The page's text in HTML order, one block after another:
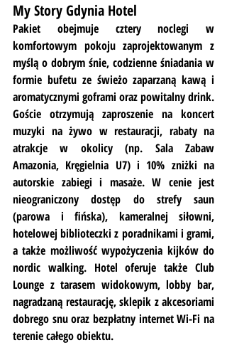
My Story Gdynia Hotel
Pakiet obejmuje cztery noclegi w
komfortowym pokoju zaprojektowanym z
myślą o dobrym śnie, codzienne śniadania w
formie bufetu ze świeżo zaparzaną kawą i
aromatycznymi goframi oraz powitalny drink.
Goście otrzymują zaproszenie na koncert
muzyki na żywo w restauracji, rabaty na
atrakcje w okolicy (np. Sala Zabaw
Amazonia, Kręgielnia U7) i 10% zniżki na
autorskie zabiegi i masaże. W cenie jest
nieograniczony dostęp do strefy saun
(parowa i fińska), kameralnej siłowni,
hotelowej biblioteczki z poradnikami i grami,
a także możliwość wypożyczenia kijków do
nordic walking. Hotel oferuje także Club
Lounge z tarasem widokowym, lobby bar,
nagradzaną restaurację, sklepik z akcesoriami
dobrego snu oraz bezpłatny internet Wi-Fi na
terenie całego obiektu.